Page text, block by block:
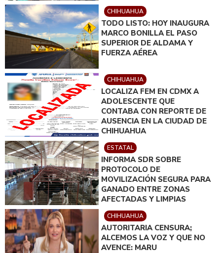
CHIHUAHUA
TODO LISTO: HOY INAUGURA
MARCO BONILLA EL PASO
SUPERIOR DE ALDAMA Y
FUERZA AÉREA
CHIHUAHUA
LOCALIZA FEM EN CDMX A
ADOLESCENTE QUE
CONTABA CON REPORTE DE
AUSENCIA EN LA CIUDAD DE
CHIHUAHUA
ESTATAL
INFORMA SDR SOBRE
PROTOCOLO DE
MOVILIZACIÓN SEGURA PARA
GANADO ENTRE ZONAS
AFECTADAS Y LIMPIAS
CHIHUAHUA
AUTORITARIA CENSURA;
ALCEMOS LA VOZ Y QUE NO
AVENCE: MARU